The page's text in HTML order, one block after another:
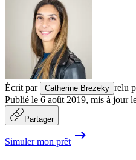
Écrit par Catherine Brezeky relu
Publié le 6 août 2019, mis à jour
Partager
Simuler mon prêt